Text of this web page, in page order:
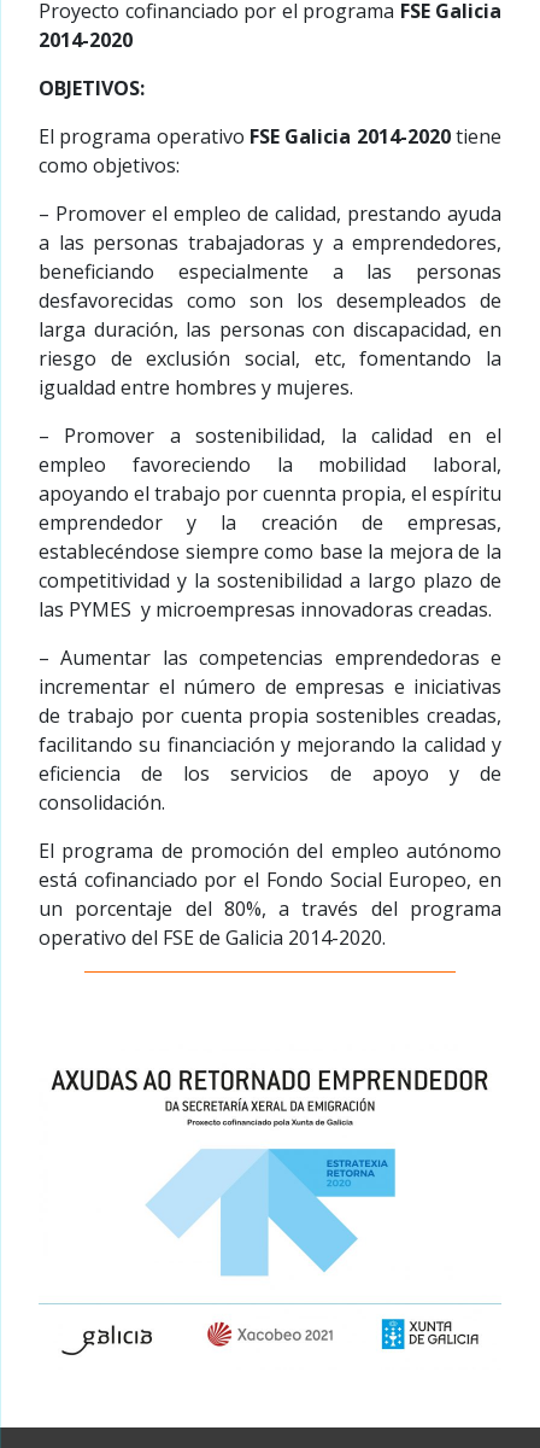
Proyecto cofinanciado por el programa FSE Galicia
2014-2020
OBJETIVOS:
El programa operativo FSE Galicia 2014-2020tiene
como objetivos:
– Promover el empleo de calidad, prestando ayuda
a las personas trabajadoras y a emprendedores,
beneficiando especialmente a las personas
desfavorecidas como son los desempleados de
larga duración, las personas con discapacidad, en
riesgo de exclusión social, etc, fomentando la
igualdad entre hombres y mujeres.
– Promover a sostenibilidad, la calidad en el
empleo favoreciendo la mobilidad laboral,
apoyando el trabajo por cuennta propia, el espíritu
emprendedor y la creación de empresas,
establecéndose siempre como base la mejora de la
competitividad y la sostenibilidad a largo plazo de
las PYMES y microempresas innovadoras creadas.
– Aumentar las competencias emprendedoras e
incrementar el número de empresas e iniciativas
de trabajo por cuenta propia sostenibles creadas,
facilitando su financiación y mejorando la calidad y
eficiencia de los servicios de apoyo y de
consolidación.
El programa de promoción del empleo autónomo
está cofinanciado por el Fondo Social Europeo, en
un porcentaje del 80%, a través del programa
operativo del FSE de Galicia 2014-2020.